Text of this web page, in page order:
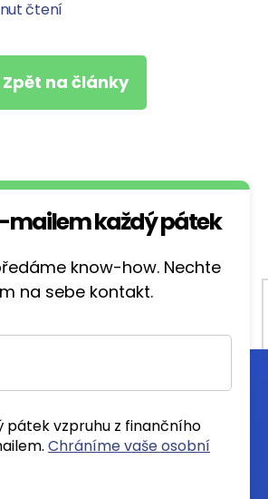
čtení
Zpět na články
mailem každý pátek
know-how. Nechte
na sebe kontakt.
pátek vzpruhu z finančního
Chráníme vaše osobní